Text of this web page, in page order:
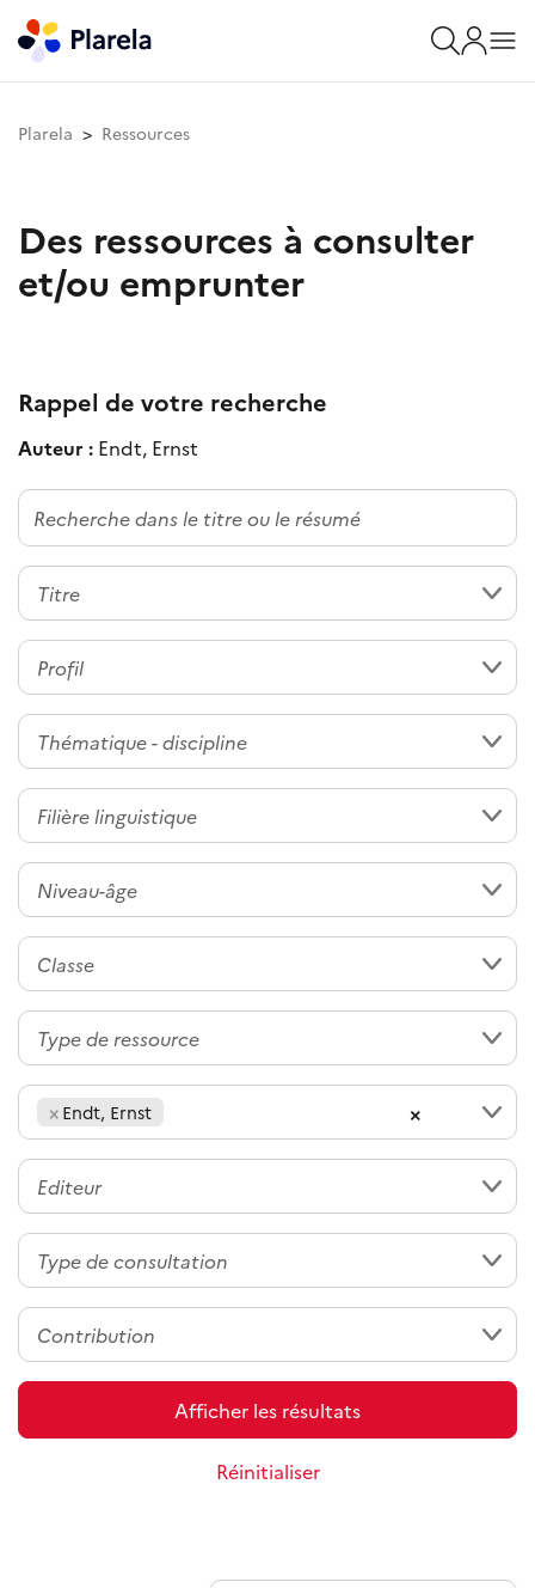
Plarela Ressources
Des ressources à consulter
et/ou emprunter
Rappel de votre recherche
Auteur : Endt, Ernst
×
× Endt, Ernst
Afficher les résultats
Réinitialiser